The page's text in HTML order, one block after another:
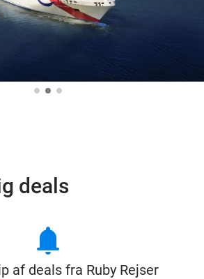
deals
notifications
af deals fra Ruby Rejser